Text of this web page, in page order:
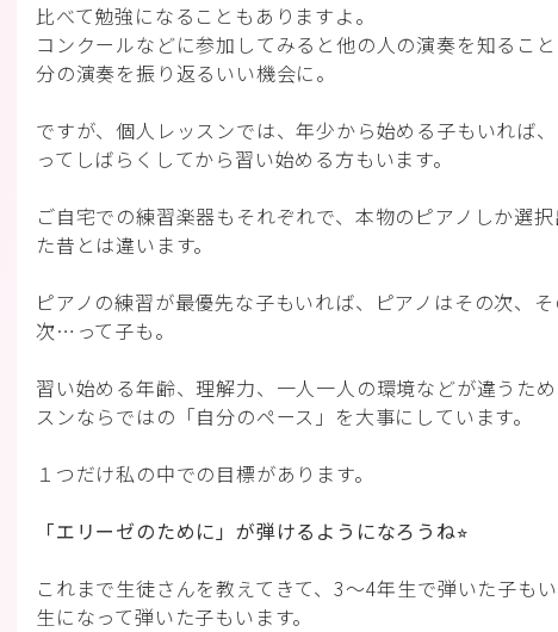
比べて勉強になることもありますよ。
コンクールなどに参加してみると他の人の演奏を知るこ
分の演奏を振り返るいい機会に。
ですが、個人レッスンでは、年少から始める子もいれば
ってしばらくしてから習い始める方もいます。
ご自宅での練習楽器もそれぞれで、本物のピアノしか選
た昔とは違います。
ピアノの練習が最優先な子もいれば、ピアノはその次、
次…って子も。
習い始める年齢、理解力、一人一人の環境などが違うた
スンならではの「自分のペース」を大事にしています。
１つだけ私の中での目標があります。
「エリーゼのために」が弾けるようになろうね⭐︎
これまで生徒さんを教えてきて、3〜4年生で弾いた子も
生になって弾いた子もいます。